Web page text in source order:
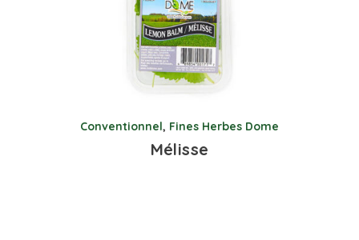
Conventionnel, Fines Herbes Dome
Mélisse